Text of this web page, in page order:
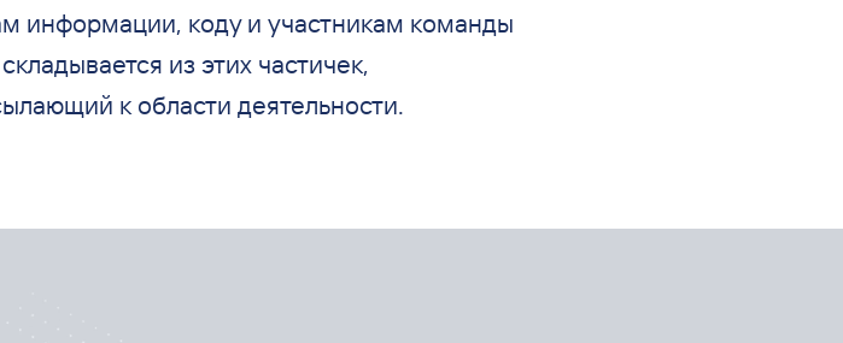
информации, коду и участникам команды
из этих частичек,
к области деятельности.